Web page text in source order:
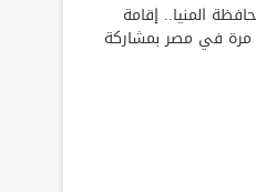
المنيا.. إقامة
مرة في مصر بمشاركة